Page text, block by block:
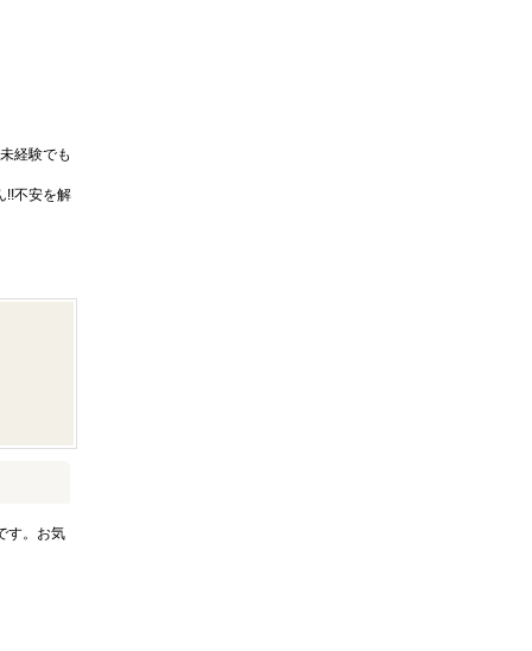
経験でも
!!不安を解
す。お気